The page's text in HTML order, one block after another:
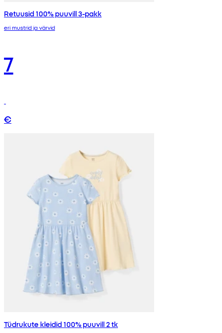
Retuusid 100% puuvill 3-pakk
eri mustrid ja värvid
7
€
Tüdrukute kleidid 100% puuvill 2 tk